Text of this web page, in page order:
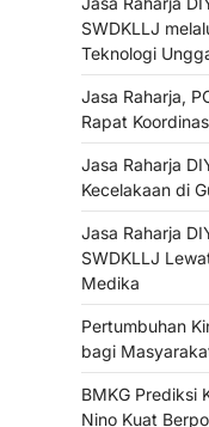
SWDKLLJ
Teknologi
Jasa Raharja,
Rapat
Jasa Raharja
Kecelakaan di
Jasa Raharja
SWDKLLJ
Medika
Pertumbuhan
bagi
BMKG Prediksi
Nino Kuat